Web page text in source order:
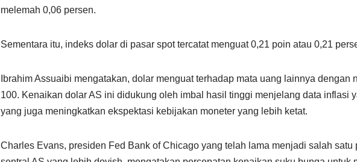
melemah 0,06 persen.
Sementara itu, indeks dolar di pasar spot tercatat menguat 0,21 poin atau 0,21
Ibrahim Assuaibi mengatakan, dolar menguat terhadap mata uang lainnya dengan
100. Kenaikan dolar AS ini didukung oleh imbal hasil tinggi menjelang data inflasi
yang juga meningkatkan ekspektasi kebijakan moneter yang lebih ketat.
Charles Evans, presiden Fed Bank of Chicago yang telah lama menjadi salah satu